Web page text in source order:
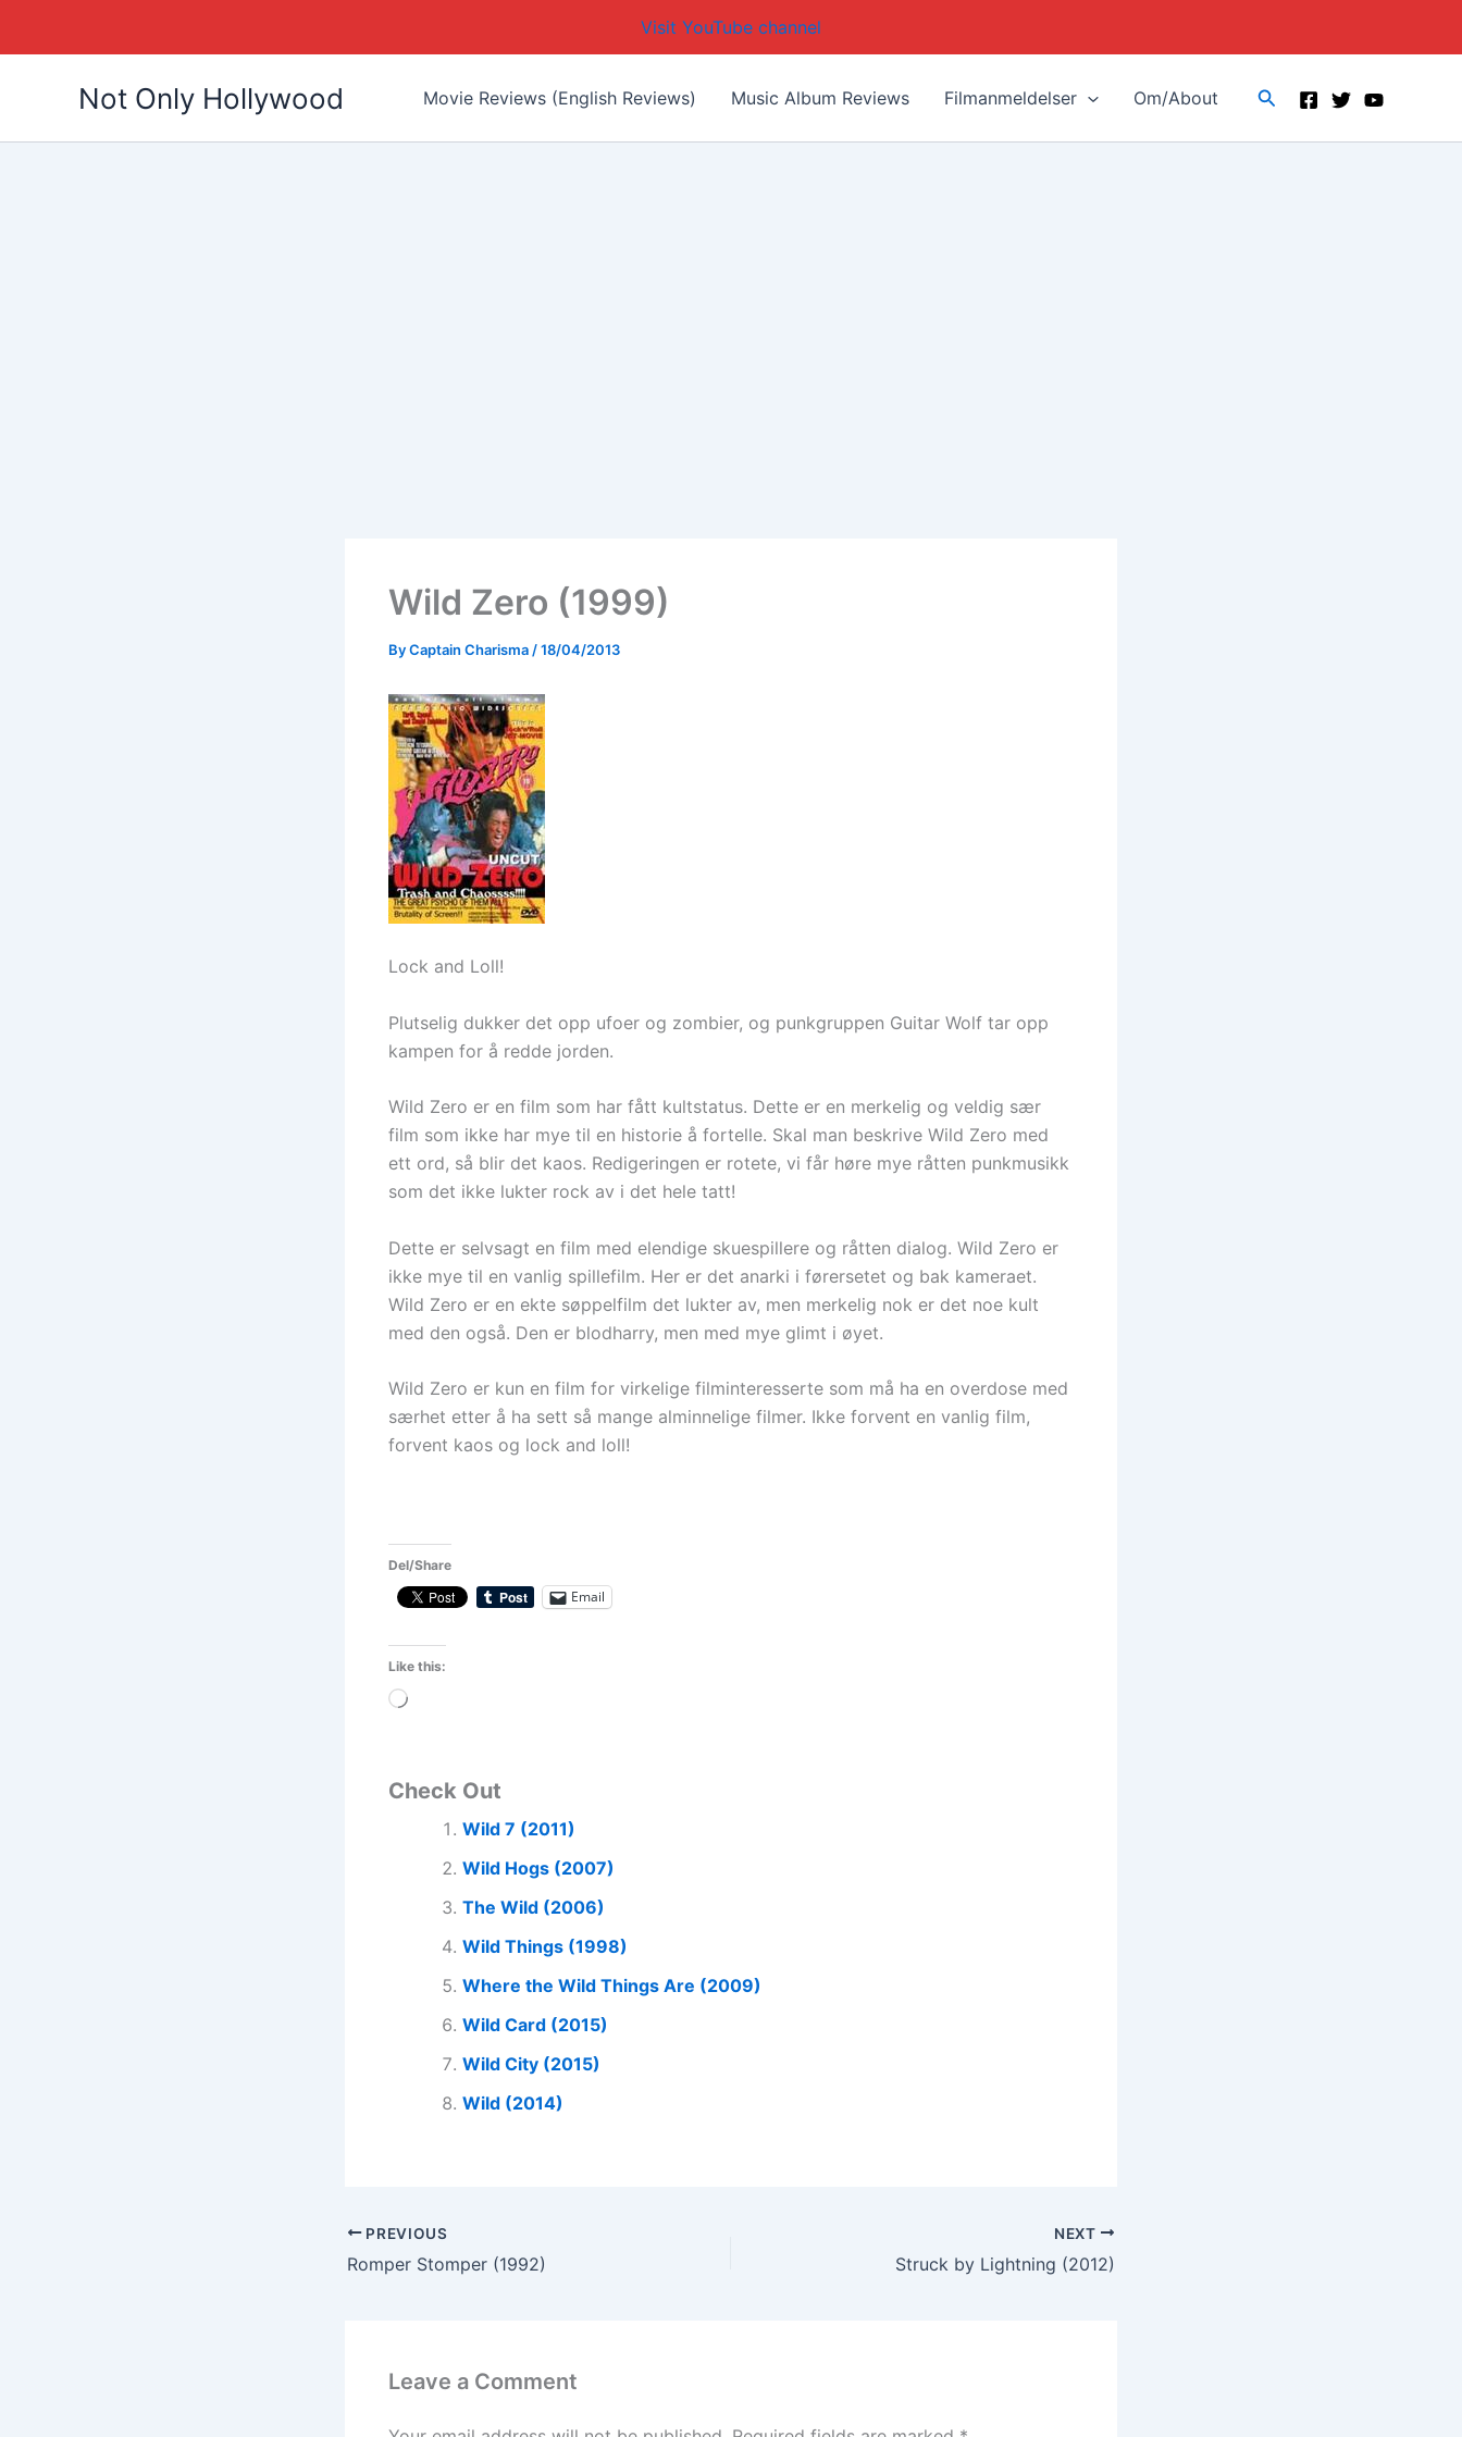
Visit YouTube channel
Not Only Hollywood Movie Reviews (English Reviews) Music Album Reviews Filmanmeldelser Om/About Search
Wild Zero (1999)
ByCaptain Charisma/18/04/2013
Lock and Loll!
Plutselig dukker det opp ufoer og zombier, og punkgruppen Guitar Wolf tar opp
kampen for å redde jorden.
Wild Zero er en film som har fått kultstatus. Dette er en merkelig og veldig sær
film som ikke har mye til en historie å fortelle. Skal man beskrive Wild Zero med
ett ord, så blir det kaos. Redigeringen er rotete, vi får høre mye råtten punkmusikk
som det ikke lukter rock av i det hele tatt!
Dette er selvsagt en film med elendige skuespillere og råtten dialog. Wild Zero er
ikke mye til en vanlig spillefilm. Her er det anarki i førersetet og bak kameraet.
Wild Zero er en ekte søppelfilm det lukter av, men merkelig nok er det noe kult
med den også. Den er blodharry, men med mye glimt i øyet.
Wild Zero er kun en film for virkelige filminteresserte som må ha en overdose med
særhet etter å ha sett så mange alminnelige filmer. Ikke forvent en vanlig film,
forvent kaos og lock and loll!
Del/Share
Email
Like this:
Loading…
Check Out
Wild 7 (2011)
Wild Hogs (2007)
The Wild (2006)
Wild Things (1998)
Where the Wild Things Are (2009)
Wild Card (2015)
Wild City (2015)
Wild (2014)
PREVIOUS
Romper Stomper (1992)
NEXT
Struck by Lightning (2012)
Leave a Comment